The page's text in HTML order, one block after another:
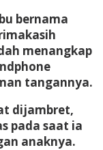
bernama
menangkap
tangannya.
dijambret,
pada saat ia
anaknya.